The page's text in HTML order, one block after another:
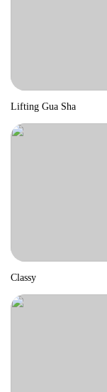
Lifting Gua Sha
Classy